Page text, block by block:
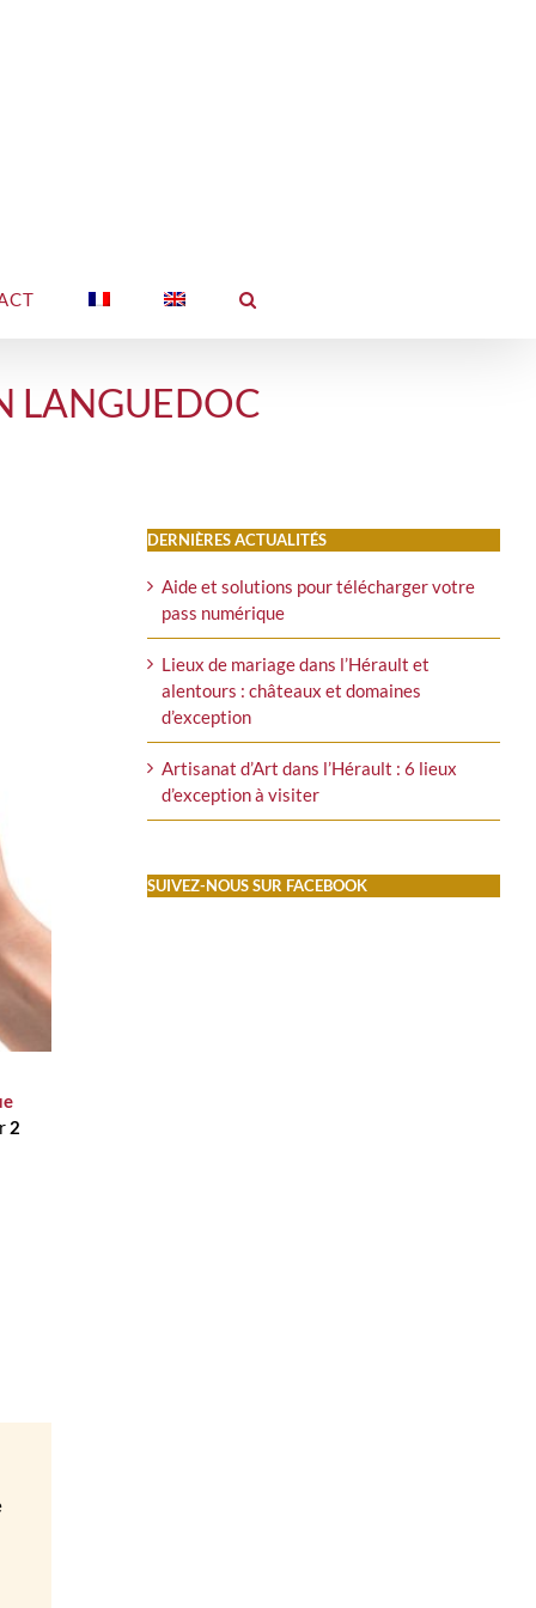
LANGUEDOC
2
DERNIÈRES ACTUALITÉS
Aide et solutions pour télécharger votre
pass numérique
Lieux de mariage dans l’Hérault et
alentours : châteaux et domaines
d’exception
Artisanat d’Art dans l’Hérault : 6 lieux
d’exception à visiter
SUIVEZ-NOUS SUR FACEBOOK